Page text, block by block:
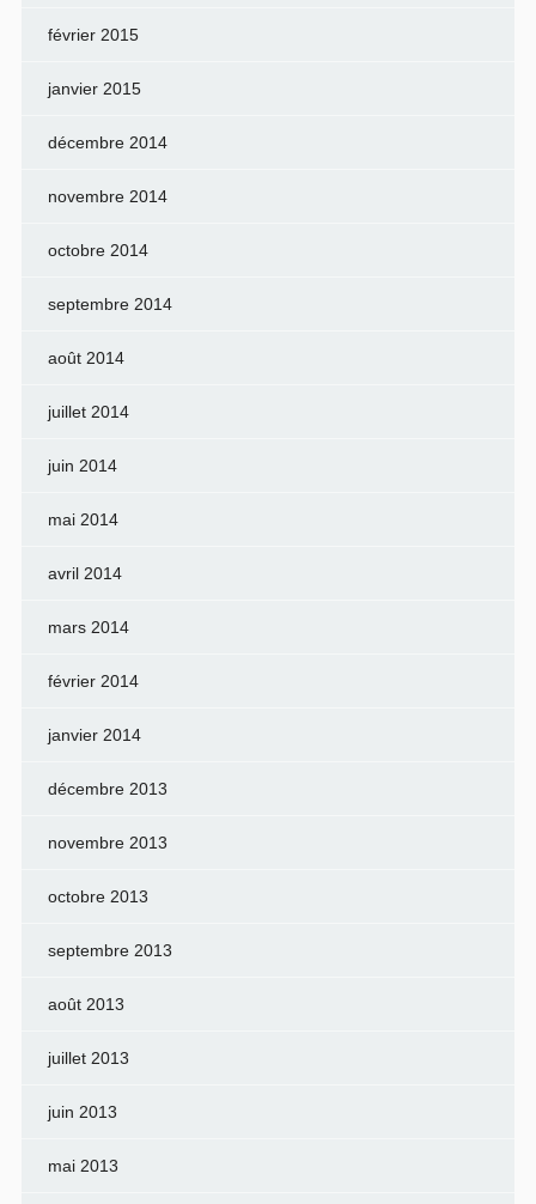
février 2015
janvier 2015
décembre 2014
novembre 2014
octobre 2014
septembre 2014
août 2014
juillet 2014
juin 2014
mai 2014
avril 2014
mars 2014
février 2014
janvier 2014
décembre 2013
novembre 2013
octobre 2013
septembre 2013
août 2013
juillet 2013
juin 2013
mai 2013